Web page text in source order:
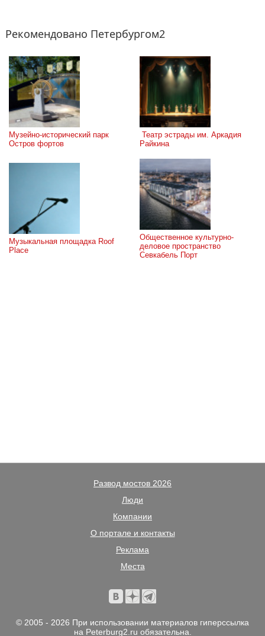
Рекомендовано Петербургом2
Музейно-исторический парк
Остров фортов
Райкина
Музыкальная площадка Roof
Place
Общественное культурно-
деловое пространство
Севкабель Порт
Развод мостов 2026
Люди
Компании
О портале и контакты
Реклама
Места
© 2005 - 2026 При использовании материалов гиперссылка
на Peterburg2.ru обязательна.